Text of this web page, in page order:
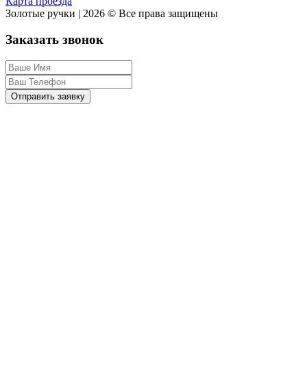
Золотые ручки | 2026 © Все права защищены
Заказать звонок
Отправить заявку